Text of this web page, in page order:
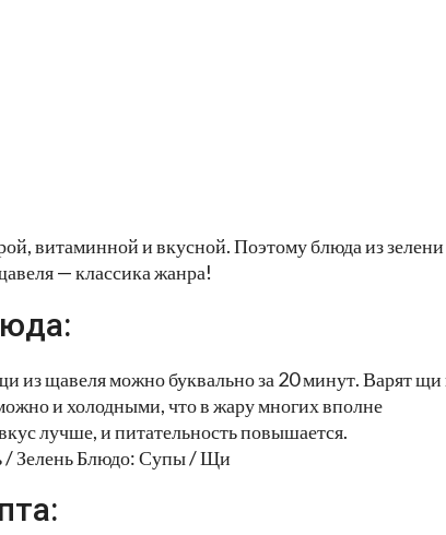
витаминной и вкусной. Поэтому блюда из зелени
— классика жанра!
из щавеля можно буквально за 20 минут. Варят щи
и холодными, что в жару многих вполне
лучше, и питательность повышается.
/ Зелень Блюдо: Супы / Щи